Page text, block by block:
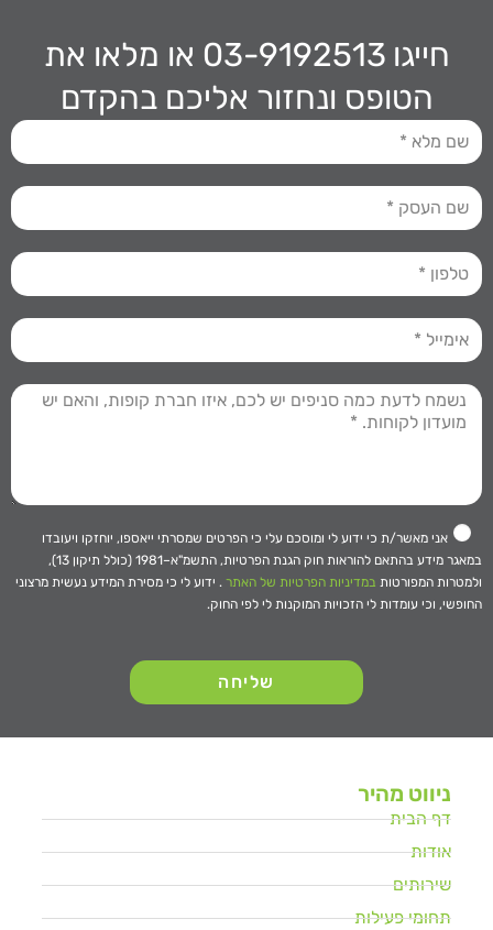
חייגו 03-9192513
או מלאו את
הטופס ונחזור אליכם בהקדם
אני מאשר/ת כי ידוע לי ומוסכם עלי כי הפרטים שמסרתי ייאספו, יוחזקו ויעובדו
במאגר מידע בהתאם להוראות חוק הגנת הפרטיות, התשמ"א–1981 (כולל תיקון 13),
ולמטרות המפורטות במדיניות הפרטיות של האתר . ידוע לי כי מסירת המידע נעשית מרצוני
החופשי, וכי עומדות לי הזכויות המוקנות לי לפי החוק.
שליחה
ניווט מהיר
דף הבית
אודות
שירותים
תחומי פעילות